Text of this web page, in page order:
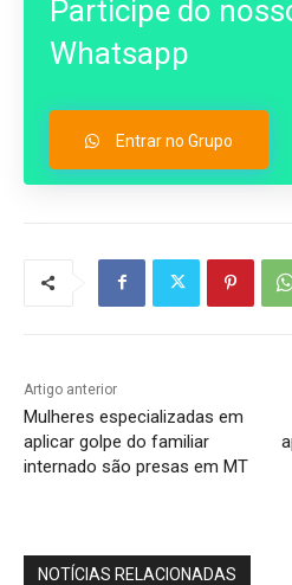
Participe do
Whatsapp
Entrar no Grupo
Artigo anterior
Mulheres especializadas em
aplicar golpe do familiar
internado são presas em MT
NOTÍCIAS RELACIONADAS